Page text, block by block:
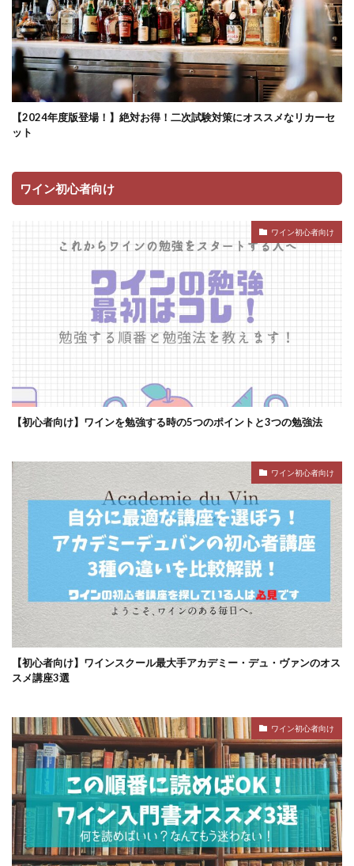
【2024年度版登場！】絶対お得！二次試験対策にオススメなリカーセ
ット
ワイン初心者向け
ワイン初心者向け
【初心者向け】ワインを勉強する時の5つのポイントと3つの勉強法
ワイン初心者向け
【初心者向け】ワインスクール最大手アカデミー・デュ・ヴァンのオス
スメ講座3選
ワイン初心者向け